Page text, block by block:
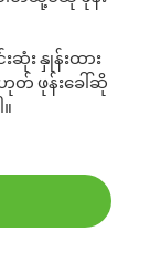
း နှုန်းထား
တ် ဖုန်းခေါ်ဆို